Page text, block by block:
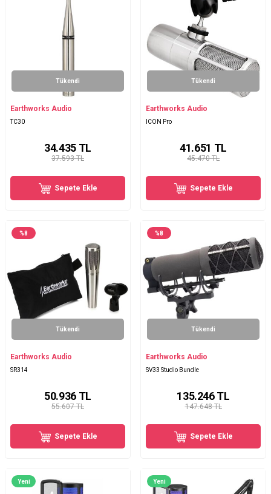
Tükendi
Earthworks Audio
TC30
37.593 TL
34.435TL
Sepete Ekle
Tükendi
Earthworks Audio
ICON Pro
45.470 TL
41.651 TL
Sepete Ekle
%8
Tükendi
Earthworks Audio
SR314
55.607 TL
50.936TL
Sepete Ekle
%8
Tükendi
Earthworks Audio
SV33 Studio Bundle
147.648 TL
135.246TL
Sepete Ekle
Yeni Yeni